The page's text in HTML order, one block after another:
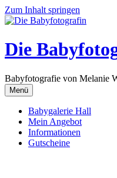
Zum Inhalt springen
Die
Babyfotografie von Melanie
Menü
Babygalerie Hall
Mein Angebot
Informationen
Gutscheine